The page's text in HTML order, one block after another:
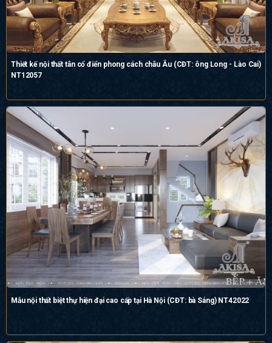
Thiết kế nội thất tân cổ điển phong cách châu Âu (CĐT: ông Long - Lào Cai)
NT12057
Mẫu nội thất biệt thự hiện đại cao cấp tại Hà Nội (CĐT: bà Sáng) NT42022